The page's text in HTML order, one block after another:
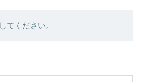
てください。